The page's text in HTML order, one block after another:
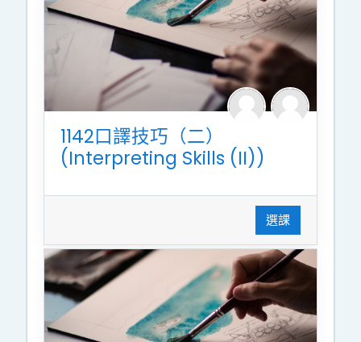
1142口譯技巧（二）
(Interpreting Skills (II))
選課